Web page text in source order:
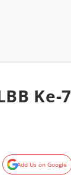
Ke-7
Add Us on Google